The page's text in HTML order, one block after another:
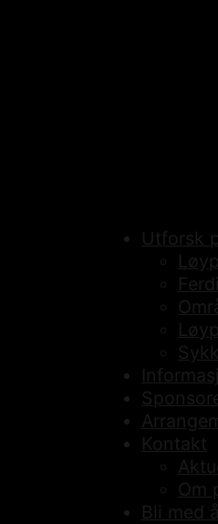
Utforsk
Kontakt
Om
Bli med